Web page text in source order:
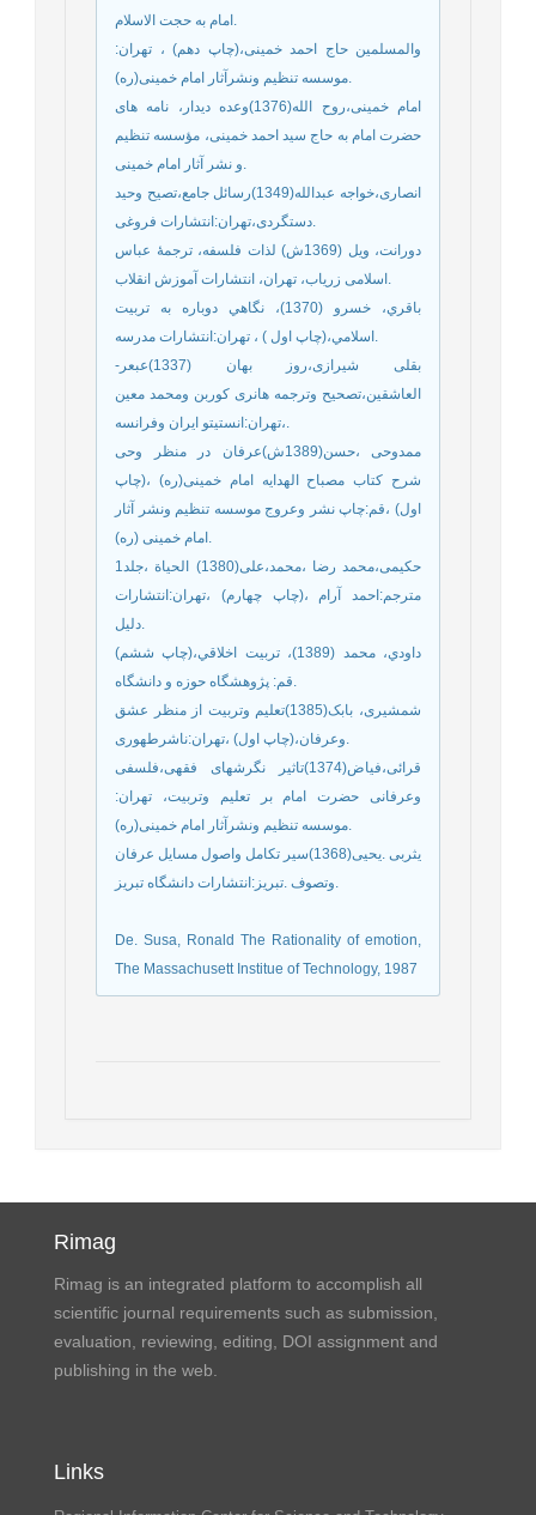
امام به حجت الاسلام.
والمسلمین حاج احمد خمینی،(چاپ دهم) ، تهران:
موسسه تنظیم ونشرآثار امام خمینی(ره).
امام خمینی،روح الله(1376)وعده دیدار، نامه های
حضرت امام به حاج سید احمد خمینی، مؤسسه تنظیم
و نشر آثار امام خمینی.
انصاری،خواجه عبدالله(1349)رسائل جامع،تصیح وحید
دستگردی،تهران:انتشارات فروغی.
دورانت، ویل (1369ش) لذات فلسفه‏‏، ترجمۀ عباس
زریاب، تهران، انتشارات آموزش انقلاب‏‎ ‎‏اسلامی.
باقري، خسرو (1370)، نگاهي دوباره به تربيت
اسلامي،(چاپ اول ) ، تهران:انتشارات مدرسه.
بقلی شیرازی،روز بهان (1337)عبعر-
العاشقین،تصحیح وترجمه هانری کوربن ومحمد معین
،تهران:انستیتو ایران وفرانسه.
ممدوحی ،حسن(1389ش)عرفان در منظر وحی
شرح کتاب مصباح الهدایه امام خمینی(ره) ،(چاپ
اول) ،قم:چاپ نشر وعروج موسسه تنظیم ونشر آثار
امام خمینی (ره).
حکیمی،محمد رضا ،محمد،علی(1380) الحیاة ،جلد1
مترجم:احمد آرام ،(چاپ چهارم) ،تهران:انتشارات
دلیل.
داودي،‌ محمد (1389)، تربيت اخلاقي،‌(چاپ ششم)
قم: پژوهشگاه حوزه و دانشگاه.
شمشیری، بابک(1385)تعلیم وتربیت از منظر عشق
وعرفان،(چاپ اول) ،تهران:ناشرطهوری.
قرائی،فیاض(1374)تاثیر نگرشهای فقهی،فلسفی
وعرفانی حضرت امام بر تعلیم وتربیت، تهران:
موسسه تنظیم ونشرآثار امام خمینی(ره).
یثربی .یحیی(1368)سیر تکامل واصول مسایل عرفان
وتصوف .تبریز:انتشارات دانشگاه تبریز.
De. Susa, Ronald The Rationality of emotion,
The Massachusett Institue of Technology, 1987
Rimag
Rimag is an integrated platform to accomplish all
scientific journal requirements such as submission,
evaluation, reviewing, editing, DOI assignment and
publishing in the web.
Links